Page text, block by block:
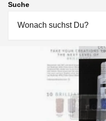
Suche
Decorwachs